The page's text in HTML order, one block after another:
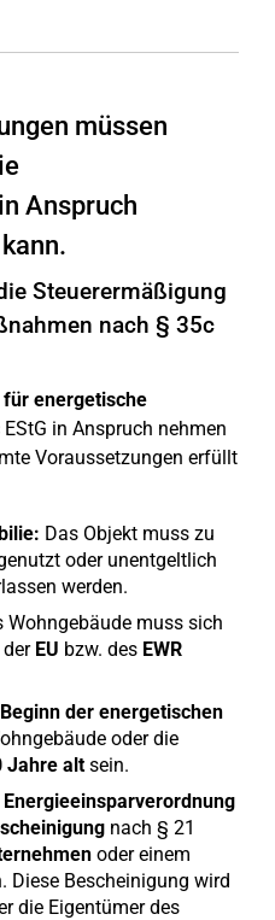
müssen
Anspruch
Steuerermäßigung
nach § 35c
energetische
in Anspruch nehmen
Voraussetzungen erfüllt
Das Objekt muss zu
oder unentgeltlich
werden.
Wohngebäude muss sich
der EU bzw. des EWR
Beginn der energetischen
oder die
Jahre altsein.
nach § 21
oder einem
Diese Bescheinigung wird
die Eigentümer des